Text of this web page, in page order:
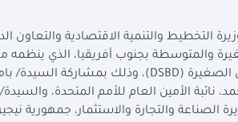
التخطيط والتنمية الاقتصادية والتعاون
والمتوسطة بجنوب أفريقيا، الذي ينظمه
الصغيرة (DSBD)، وذلك بمشاركة السيدة/
نائبة الأمين العام للأمم المتحدة،
الصناعة والتجارة والاستثمار، جمهورية